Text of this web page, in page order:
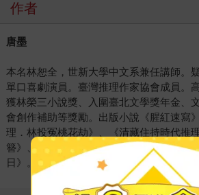
作者
唐墨
本名林恕全，世新大學中文系兼任講師。
單口喜劇演員。臺灣推理作家協會成員。
獲林榮三小說獎、入圍臺北文學獎年金、
會創作補助等獎勵。出版小說《腥紅速寫
理．林投冤桃花劫》、《清藏住持時代推
簪》、《濃度40%的自白：酒保神探1》
日》。